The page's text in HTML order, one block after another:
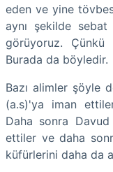
eden ve yine
aynı şekilde sebat
görüyoruz. Çünkü
Burada da böyledir.
Bazı alimler şöyle
(a.s)'ya iman
Daha sonra
ettiler ve daha
küfürlerini daha da